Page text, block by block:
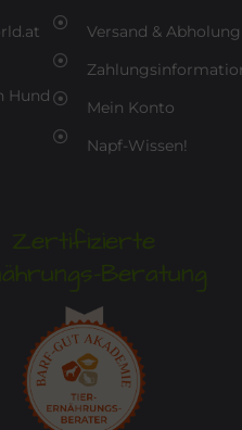
Hund
Versand & Abholung
Mein Konto
Napf-Wissen!
Zertifizierte
Beratung